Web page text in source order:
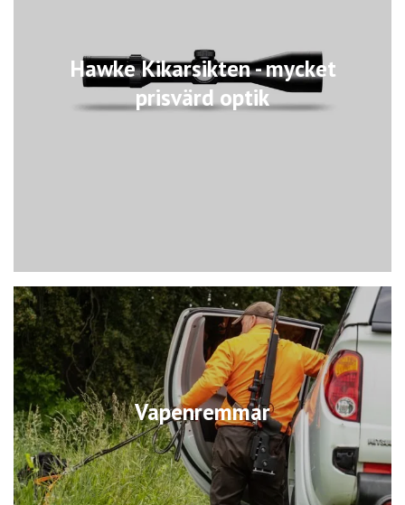
Hawke Kikarsikten - mycket
prisvärd optik
Vapenremmar